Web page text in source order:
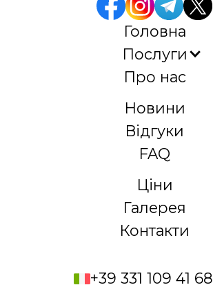
Головна
Послуги
Про нас
Новини
Відгуки
FAQ
Ціни
Галерея
Контакти
+39 331 109 41 68